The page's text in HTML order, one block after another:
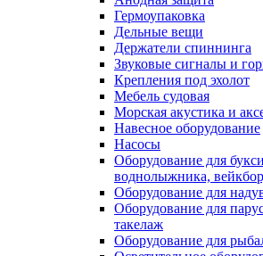
Гермоупаковка
Дельные вещи
Держатели спиннинга
Звуковые сигналы и
Крепления под эхолот
Мебель судовая
Морская акустика и
Навесное оборудование
Насосы
Оборудование для
воднолыжника,
Оборудование для
Оборудование для
такелаж
Оборудование для